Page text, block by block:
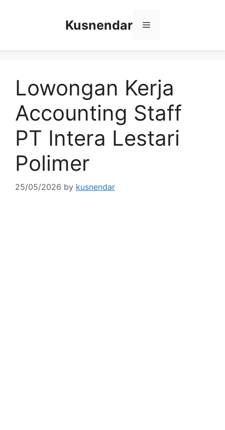
Kusnendar Menu
Lowongan Kerja
Accounting Staff
PT Intera Lestari
Polimer
25/05/2026 by kusnendar